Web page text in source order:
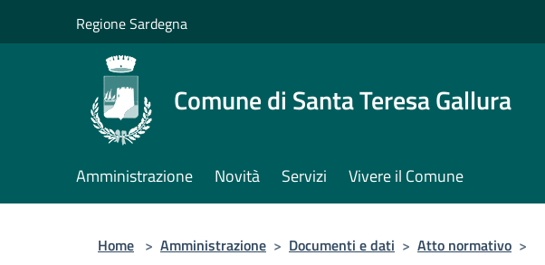
Regione Sardegna
Comune di Santa Teresa Gallura
Amministrazione Novità Servizi Vivere il Comune
Home > Amministrazione > Documenti e dati > Atto normativo >